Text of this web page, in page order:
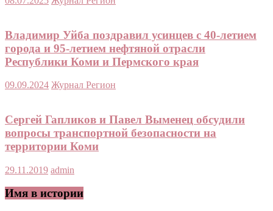
Владимир Уйба поздравил усинцев с 40-летием
города и 95-летием нефтяной отрасли
Республики Коми и Пермского края
09.09.2024 Журнал Регион
Сергей Гапликов и Павел Выменец обсудили
вопросы транспортной безопасности на
территории Коми
29.11.2019 admin
Имя в истории